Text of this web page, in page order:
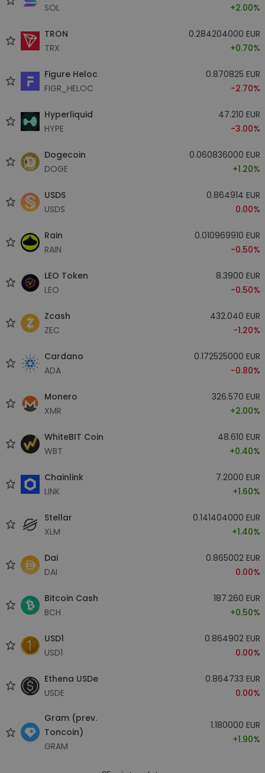
SOL
+2.00%
TRON
TRX
0.284204000 EUR
+0.70%
Figure Heloc
FIGR_HELOC
0.870825 EUR
-2.70%
Hyperliquid
HYPE
47.210 EUR
-3.00%
Dogecoin
DOGE
0.060836000 EUR
+1.20%
USDS
USDS
0.864914 EUR
0.00%
Rain
RAIN
0.010969910 EUR
-0.50%
LEO Token
LEO
8.3900 EUR
-0.50%
Zcash
ZEC
432.040 EUR
-1.20%
Cardano
ADA
0.172525000 EUR
-0.80%
Monero
XMR
326.570 EUR
+2.00%
WhiteBIT Coin
WBT
48.610 EUR
+0.40%
Chainlink
LINK
7.2000 EUR
+1.60%
Stellar
XLM
0.141404000 EUR
+1.40%
Dai
DAI
0.865002 EUR
0.00%
Bitcoin Cash
BCH
187.260 EUR
+0.50%
USD1
USD1
0.864902 EUR
0.00%
Ethena USDe
USDE
0.864733 EUR
0.00%
Gram (prev.
Toncoin)
GRAM
1.180000 EUR
+1.90%